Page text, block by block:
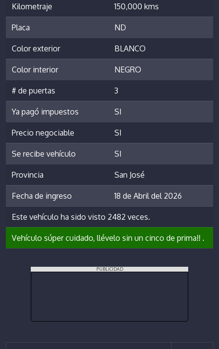
Kilometraje 150,000 kms
Placa ND
Color exterior BLANCO
Color interior NEGRO
# de puertas 3
Ya pagó impuestos SI
Precio negociable SI
Se recibe vehículo SI
Provincia San José
Fecha de ingreso 18 de Abril del 2026
Este vehículo ha sido visto 2482 veces.
Vehículo súper cuidado, llévelo sin un cinco de prima!! .
PUBLICIDAD